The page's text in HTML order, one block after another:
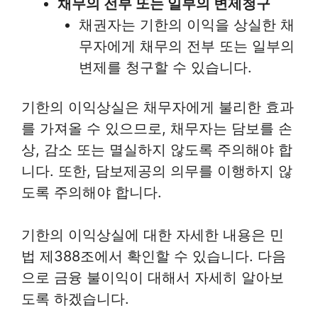
채무의 전부 또는 일부의 변제청구
채권자는 기한의 이익을 상실한 채
무자에게 채무의 전부 또는 일부의
변제를 청구할 수 있습니다.
기한의 이익상실은 채무자에게 불리한 효과
를 가져올 수 있으므로, 채무자는 담보를 손
상, 감소 또는 멸실하지 않도록 주의해야 합
니다. 또한, 담보제공의 의무를 이행하지 않
도록 주의해야 합니다.
기한의 이익상실에 대한 자세한 내용은 민
법 제388조에서 확인할 수 있습니다. 다음
으로 금융 불이익이 대해서 자세히 알아보
도록 하겠습니다.